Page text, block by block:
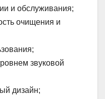
и обслуживания;
очищения и
звуковой
дизайн;